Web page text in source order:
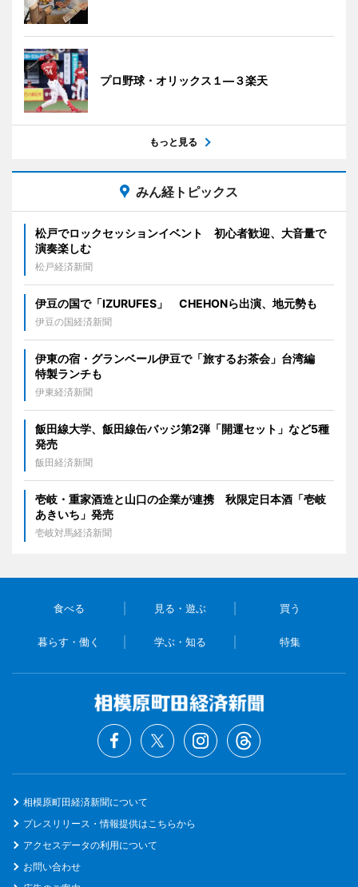
プロ野球・オリックス１―３楽天
もっと見る
みん経トピックス
松戸でロックセッションイベント 初心者歓迎、大音量で
演奏楽しむ
松戸経済新聞
伊豆の国で「IZURUFES」 CHEHONら出演、地元勢も
伊豆の国経済新聞
伊東の宿・グランベール伊豆で「旅するお茶会」台湾編
特製ランチも
伊東経済新聞
飯田線大学、飯田線缶バッジ第2弾「開運セット」など5種
発売
飯田経済新聞
壱岐・重家酒造と山口の企業が連携 秋限定日本酒「壱岐
あきいち」発売
壱岐対馬経済新聞
食べる 見る・遊ぶ 買う
暮らす・働く 学ぶ・知る 特集
相模原町田経済新聞について
プレスリリース・情報提供はこちらから
アクセスデータの利用について
お問い合わせ